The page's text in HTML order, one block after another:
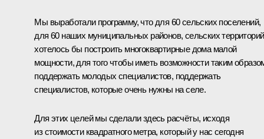
Мы выработали программу, что для 60 сельских поселений,
для 60 наших муниципальных районов, сельских территорий
хотелось бы построить многоквартирные дома малой
мощности, для того чтобы иметь возможности таким
поддержать молодых специалистов, поддержать
специалистов, которые очень нужны на селе.
Для этих целей мы сделали здесь расчёты, исходя
из стоимости квадратного метра, который у нас сегодня